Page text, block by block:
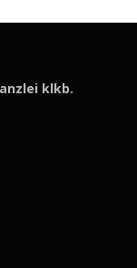
klkb.